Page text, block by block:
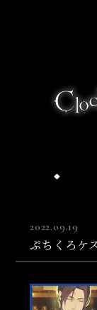
2022.09.19
ぷちくろケ